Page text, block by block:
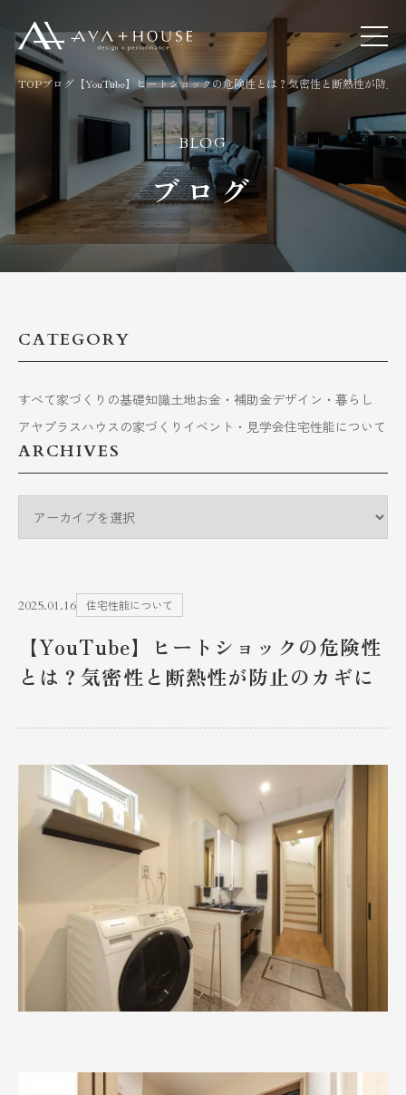
TOPブログ 【YouTube】ヒートショックの危険性とは？気密性と断熱性が防止
BLOG
ブログ
2025.01.16 住宅性能について
【YouTube】ヒートショックの危険性
とは？気密性と断熱性が防止のカギに
CATEGORY
すべて家づくりの基礎知識土地お金・補助金デザイン・暮らし
アヤプラスハウスの家づくり イベント・見学会住宅性能について
ARCHIVES